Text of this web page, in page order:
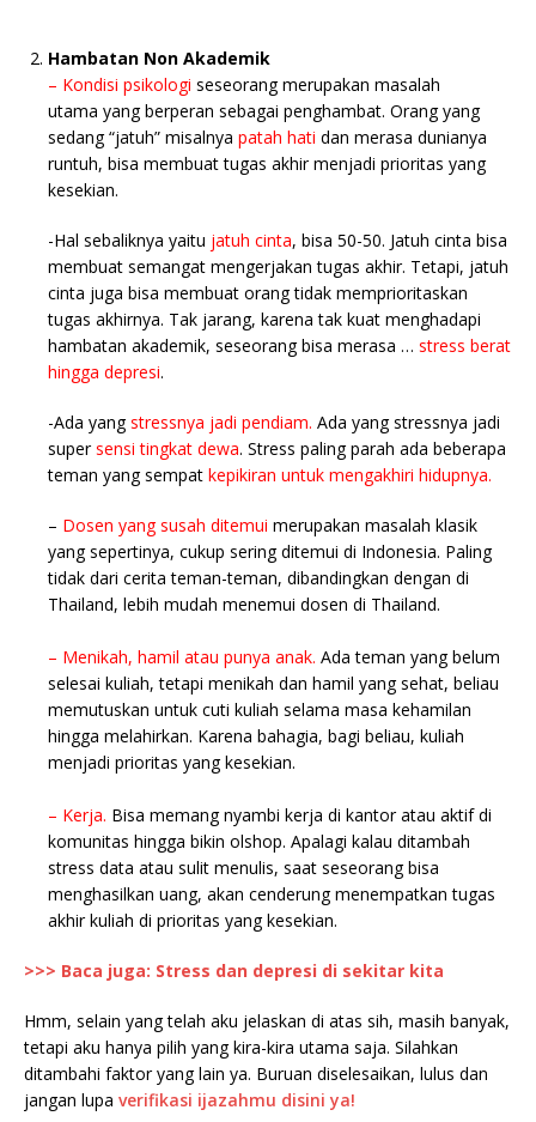
Hambatan Non Akademik
– Kondisi psikologi seseorang merupakan masalah
utama yang berperan sebagai penghambat. Orang yang
sedang “jatuh” misalnya patah hati dan merasa dunianya
runtuh, bisa membuat tugas akhir menjadi prioritas yang
kesekian.
-Hal sebaliknya yaitu jatuh cinta, bisa 50-50. Jatuh cinta bisa
membuat semangat mengerjakan tugas akhir. Tetapi, jatuh
cinta juga bisa membuat orang tidak memprioritaskan
tugas akhirnya. Tak jarang, karena tak kuat menghadapi
hambatan akademik, seseorang bisa merasa … stress berat
hingga depresi.
-Ada yangstressnya jadi pendiam. Ada yang stressnya jadi
supersensi tingkat dewa. Stress paling parah ada beberapa
teman yang sempat kepikiran untuk mengakhiri hidupnya.
– Dosen yang susah ditemui merupakan masalah klasik
yang sepertinya, cukup sering ditemui di Indonesia. Paling
tidak dari cerita teman-teman, dibandingkan dengan di
Thailand, lebih mudah menemui dosen di Thailand.
– Menikah, hamil atau punya anak. Ada teman yang belum
selesai kuliah, tetapi menikah dan hamil yang sehat, beliau
memutuskan untuk cuti kuliah selama masa kehamilan
hingga melahirkan. Karena bahagia, bagi beliau, kuliah
menjadi prioritas yang kesekian.
– Kerja. Bisa memang nyambi kerja di kantor atau aktif di
komunitas hingga bikin olshop. Apalagi kalau ditambah
stress data atau sulit menulis, saat seseorang bisa
menghasilkan uang, akan cenderung menempatkan tugas
akhir kuliah di prioritas yang kesekian.
>>> Baca juga: Stress dan depresi di sekitar kita
Hmm, selain yang telah aku jelaskan di atas sih, masih banyak,
tetapi aku hanya pilih yang kira-kira utama saja. Silahkan
ditambahi faktor yang lain ya. Buruan diselesaikan, lulus dan
jangan lupa verifikasi ijazahmu disini ya!